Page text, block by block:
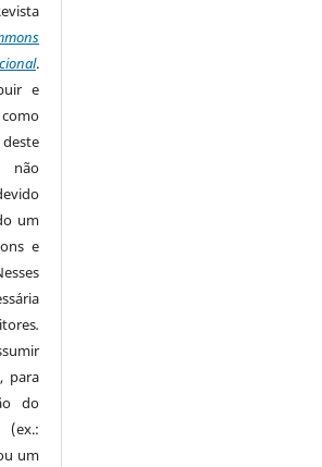
.
e
não
um
e
.
para
do
(ex.:
um